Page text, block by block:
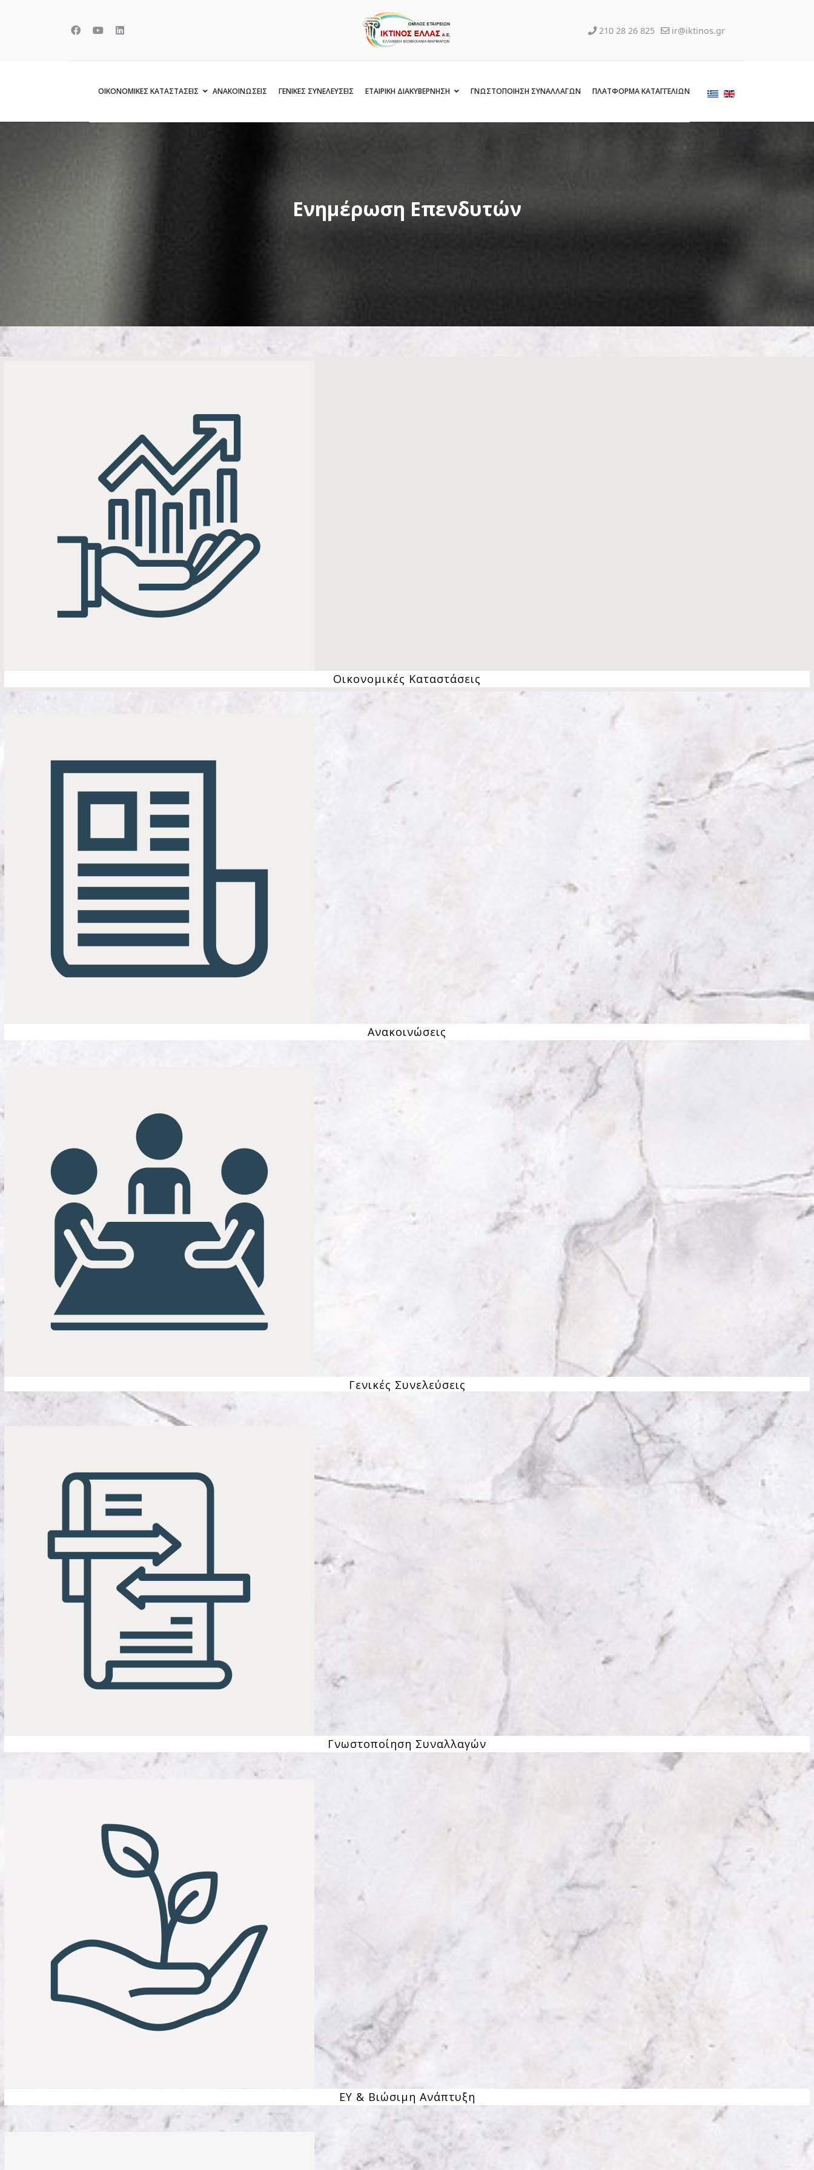
210 28 26 825 ir@iktinos.gr
ΟΙΚΟΝΟΜΙΚΕΣ ΚΑΤΑΣΤΑΣΕΙΣ ΑΝΑΚΟΙΝΩΣΕΙΣ ΓΕΝΙΚΕΣ ΣΥΝΕΛΕΥΣΕΙΣ ΕΤΑΙΡΙΚΗ ΔΙΑΚΥΒΕΡΝΗΣΗ ΓΝΩΣΤΟΠΟΙΗΣΗ ΣΥΝΑΛΛΑΓΩΝ ΠΛΑΤΦΟΡΜΑ ΚΑΤΑΓΓΕΛΙΩΝ
Ενημέρωση Επενδυτών
Οικονομικές Καταστάσεις
Ανακοινώσεις
Γενικές Συνελεύσεις
Γνωστοποίηση Συναλλαγών
ΕΥ & Βιώσιμη Ανάπτυξη